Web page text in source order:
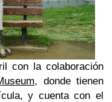
con la colaboración
, donde tienen
y cuenta con el